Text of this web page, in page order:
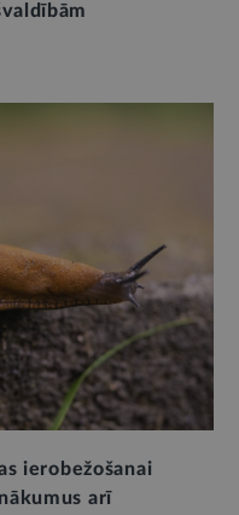
ierobežošanai
arī